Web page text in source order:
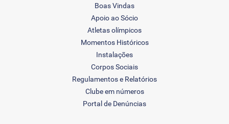
Boas Vindas
Apoio ao Sócio
Atletas olímpicos
Momentos Históricos
Instalações
Corpos Sociais
Regulamentos e Relatórios
Clube em números
Portal de Denúncias